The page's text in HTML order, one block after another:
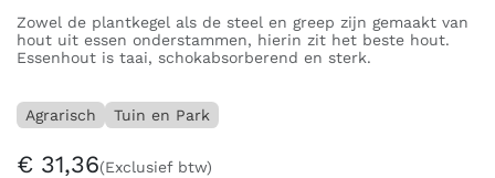
Zowel de plantkegel als de steel en greep zijn gemaakt van
hout uit essen onderstammen, hierin zit het beste hout.
Essenhout is taai, schokabsorberend en sterk.
Agrarisch Tuin en Park
€ 31,36(Exclusief btw)